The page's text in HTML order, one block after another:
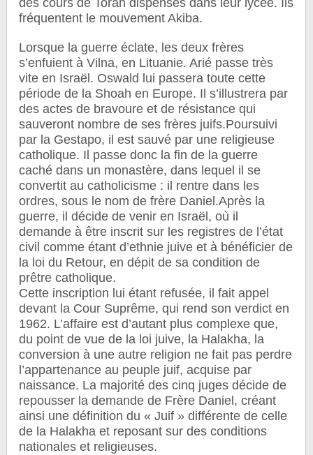
des cours de Torah dispensés dans leur lycée. Ils
fréquentent le mouvement Akiba.
Lorsque la guerre éclate, les deux frères
s’enfuient à Vilna, en Lituanie. Arié passe très
vite en Israël. Oswald lui passera toute cette
période de la Shoah en Europe. Il s’illustrera par
des actes de bravoure et de résistance qui
sauveront nombre de ses frères juifs.Poursuivi
par la Gestapo, il est sauvé par une religieuse
catholique. Il passe donc la fin de la guerre
caché dans un monastère, dans lequel il se
convertit au catholicisme : il rentre dans les
ordres, sous le nom de frère Daniel.Après la
guerre, il décide de venir en Israël, où il
demande à être inscrit sur les registres de l’état
civil comme étant d’ethnie juive et à bénéficier de
la loi du Retour, en dépit de sa condition de
prêtre catholique.
Cette inscription lui étant refusée, il fait appel
devant la Cour Suprême, qui rend son verdict en
1962. L’affaire est d’autant plus complexe que,
du point de vue de la loi juive, la Halakha, la
conversion à une autre religion ne fait pas perdre
l’appartenance au peuple juif, acquise par
naissance. La majorité des cinq juges décide de
repousser la demande de Frère Daniel, créant
ainsi une définition du « Juif » différente de celle
de la Halakha et reposant sur des conditions
nationales et religieuses.